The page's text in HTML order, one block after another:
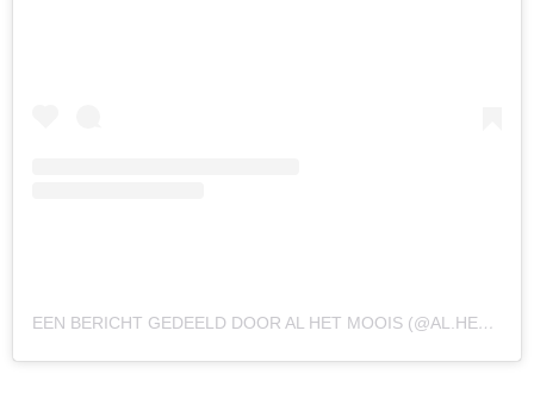
EEN BERICHT GEDEELD DOOR AL HET MOOIS (@AL.HET.MOOIS)